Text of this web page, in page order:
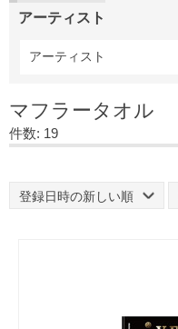
アーティスト
アーティスト
マフラータオル
件数: 19
登録日時の新しい順